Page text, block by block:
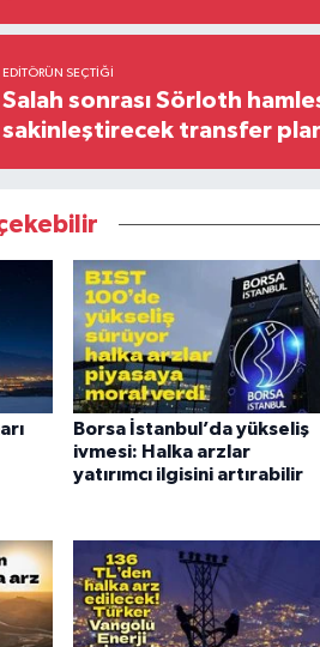
EDITÖRÜN SEÇTIĞI
Salah sonrası Sörloth
sakinleştirecek transfer
Borsa İstanbul’da yükseliş
ivmesi: Halka arzlar
yatırımcı ilgisini artırabilir